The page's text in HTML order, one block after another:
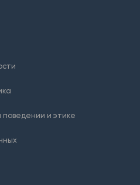
поведении и этике